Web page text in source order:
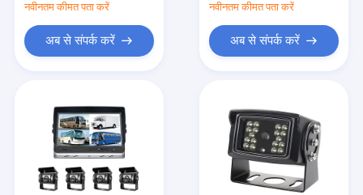
उत्पादों
हमारे बारे में
कारखाना भ्रमण
नवीनतम कीमत पता करें
अब से संपर्क करें
नवीनतम कीमत पता करें
अब से संपर्क करें